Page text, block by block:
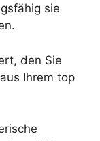
sie
den Sie
Ihrem top